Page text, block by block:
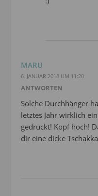
MARU
6. JANUAR 2018 UM 11:20
ANTWORTEN
Solche Durchhänger
letztes Jahr wirklich
gedrückt! Kopf hoch!
dir eine dicke